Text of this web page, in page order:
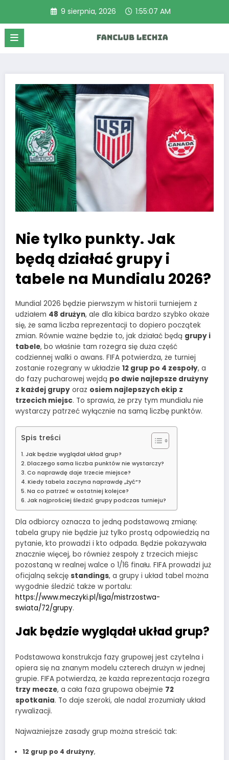
treści
9 sierpnia, 2026 1:55:07 AM
Nie tylko punkty. Jak
będą działać grupy i
tabele na Mundialu 2026?
Mundial 2026 będzie pierwszym w historii turniejem z
udziałem 48 drużyn, ale dla kibica bardzo szybko okaże
się, że sama liczba reprezentacji to dopiero początek
zmian. Równie ważne będzie to, jak działać będą grupy i
tabele, bo właśnie tam rozegra się duża część
codziennej walki o awans. FIFA potwierdza, że turniej
zostanie rozegrany w układzie 12 grup po 4 zespoły, a
do fazy pucharowej wejdą po dwie najlepsze drużyny
z każdej grupy oraz osiem najlepszych ekip z
trzecich miejsc. To sprawia, że przy tym mundialu nie
wystarczy patrzeć wyłącznie na samą liczbę punktów.
Spis treści
Jak będzie wyglądał układ grup?
Dlaczego sama liczba punktów nie wystarczy?
Co naprawdę daje trzecie miejsce?
Kiedy tabela zaczyna naprawdę „żyć”?
Na co patrzeć w ostatniej kolejce?
Jak najprościej śledzić grupy podczas turnieju?
Dla odbiorcy oznacza to jedną podstawową zmianę:
tabela grupy nie będzie już tylko prostą odpowiedzią na
pytanie, kto prowadzi i kto odpada. Będzie pokazywała
znacznie więcej, bo również zespoły z trzecich miejsc
pozostaną w realnej walce o 1/16 finału. FIFA prowadzi już
oficjalną sekcję standings, a grupy i układ tabel można
wygodnie śledzić także w portalu:
https://www.meczyki.pl/liga/mistrzostwa-
swiata/72/grupy.
Jak będzie wyglądał układ grup?
Podstawowa konstrukcja fazy grupowej jest czytelna i
opiera się na znanym modelu czterech drużyn w jednej
grupie. FIFA potwierdza, że każda reprezentacja rozegra
trzy mecze, a cała faza grupowa obejmie 72
spotkania. To daje szeroki, ale nadal zrozumiały układ
rywalizacji.
Najważniejsze zasady grup można streścić tak:
12 grup po 4 drużyny,